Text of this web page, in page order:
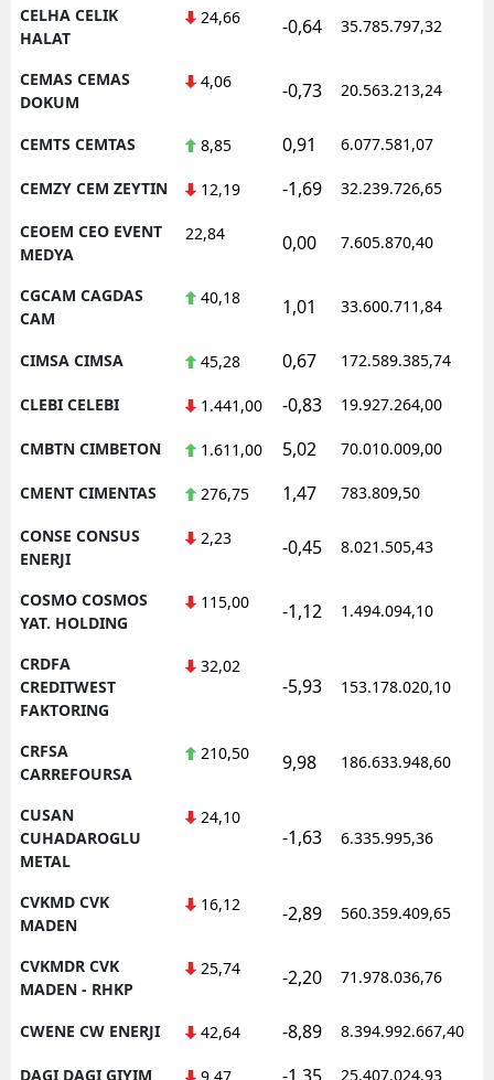
CELHA CELIK
HALAT
24,66 -0,64 35.785.797,32
CEMAS CEMAS
DOKUM
4,06 -0,73 20.563.213,24
CEMTS CEMTAS 8,85 0,91 6.077.581,07
CEMZY CEM ZEYTIN 12,19 -1,69 32.239.726,65
CEOEM CEO EVENT
MEDYA
22,84 0,00 7.605.870,40
CGCAM CAGDAS
CAM
40,18 1,01 33.600.711,84
CIMSA CIMSA 45,28 0,67 172.589.385,74
CLEBI CELEBI 1.441,00 -0,83 19.927.264,00
CMBTN CIMBETON 1.611,00 5,02 70.010.009,00
CMENT CIMENTAS 276,75 1,47 783.809,50
CONSE CONSUS
ENERJI
2,23 -0,45 8.021.505,43
COSMO COSMOS
YAT. HOLDING
115,00 -1,12 1.494.094,10
CRDFA
CREDITWEST
FAKTORING
32,02
-5,93 153.178.020,10
CRFSA
CARREFOURSA
210,50 9,98 186.633.948,60
CUSAN
CUHADAROGLU
METAL
24,10
-1,63 6.335.995,36
CVKMD CVK
MADEN
16,12 -2,89 560.359.409,65
CVKMDR CVK
MADEN - RHKP
25,74 -2,20 71.978.036,76
CWENE CW ENERJI 42,64 -8,89 8.394.992.667,40
DAGI DAGI GIYIM 9,47 -1,35 25.407.024,93